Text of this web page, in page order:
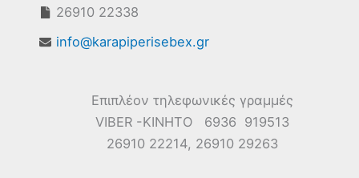
26910 22338
info@karapiperisebex.gr
Επιπλέον τηλεφωνικές γραμμές
VIBER -ΚΙΝΗΤΟ 6936 919513
26910 22214, 26910 29263